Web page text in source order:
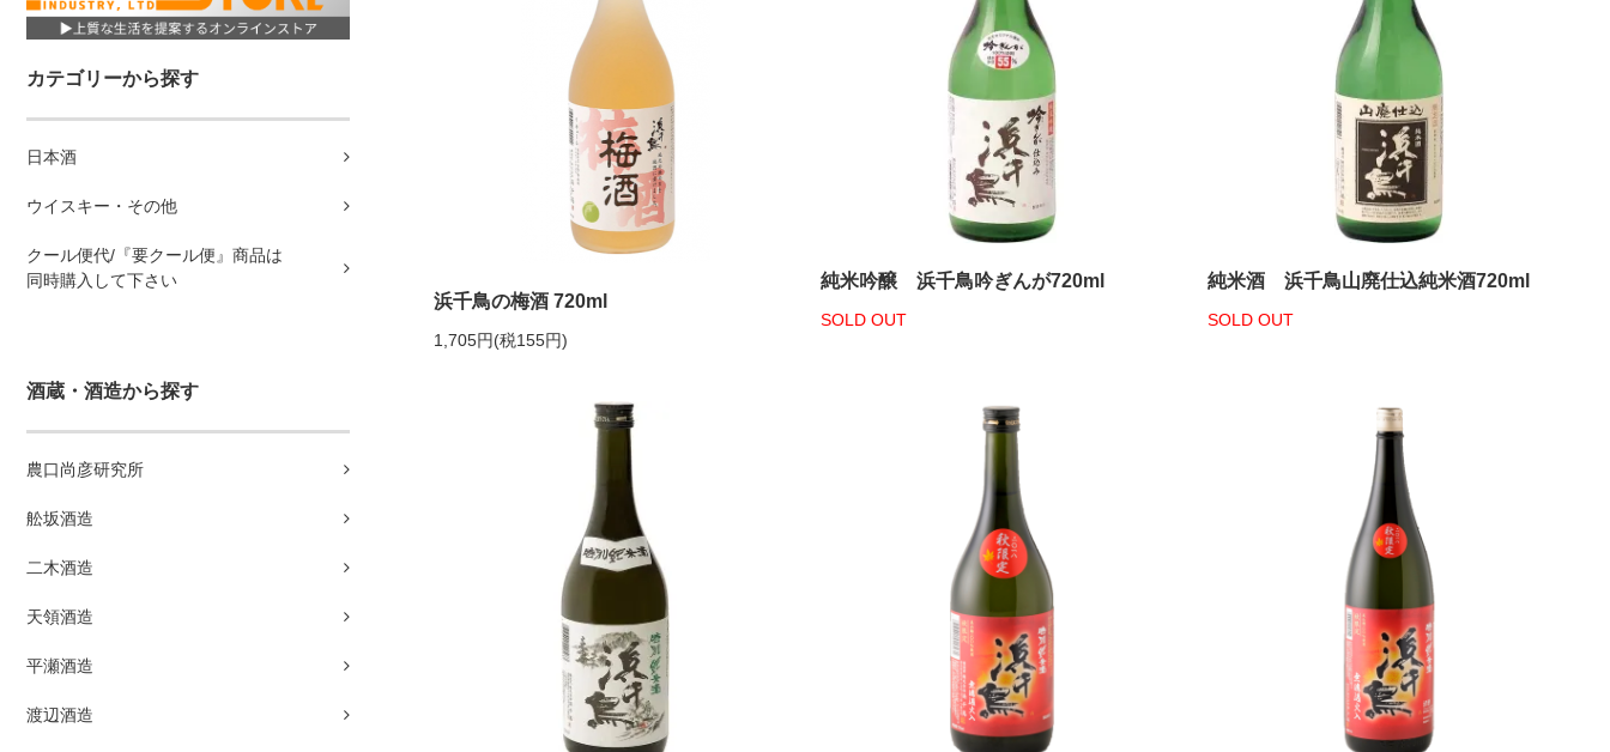
カテゴリーから探す
日本酒
ウイスキー・その他
クール便代/『要クール便』商品は
同時購入して下さい
酒蔵・酒造から探す
農口尚彦研究所
舩坂酒造
二木酒造
天領酒造
平瀬酒造
渡辺酒造
浜千鳥の梅酒 720ml
1,705円(税155円)
純米吟醸 浜千鳥吟ぎんが720ml
SOLD OUT
純米酒 浜千鳥山廃仕込純米酒720ml
SOLD OUT